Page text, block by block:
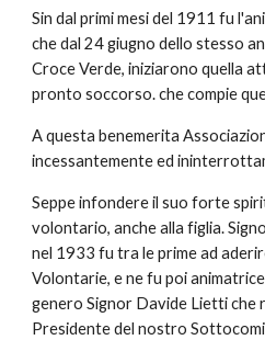
Sin dal primi mesi del 1911 fu
che dal 24 giugno dello stesso
Croce Verde, iniziarono quella
pronto soccorso. che compie
A questa benemerita
incessantemente ed
Seppe infondere il suo forte
volontario, anche alla figlia.
nel 1933 fu tra le prime ad
Volontarie, e ne fu poi
genero Signor Davide Lietti che
Presidente del nostro